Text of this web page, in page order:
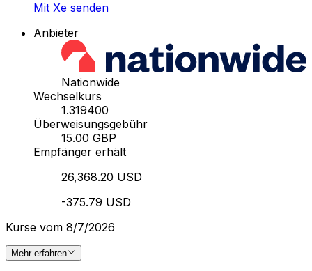
Mit Xe senden
Anbieter
Nationwide
Wechselkurs
1.319400
Überweisungsgebühr
15.00 GBP
Empfänger erhält
26,368.20 USD
-375.79 USD
Kurse vom 8/7/2026
Mehr erfahren